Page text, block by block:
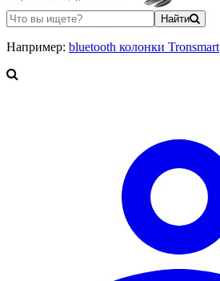
Найти
Например: bluetooth колонки Tronsmart